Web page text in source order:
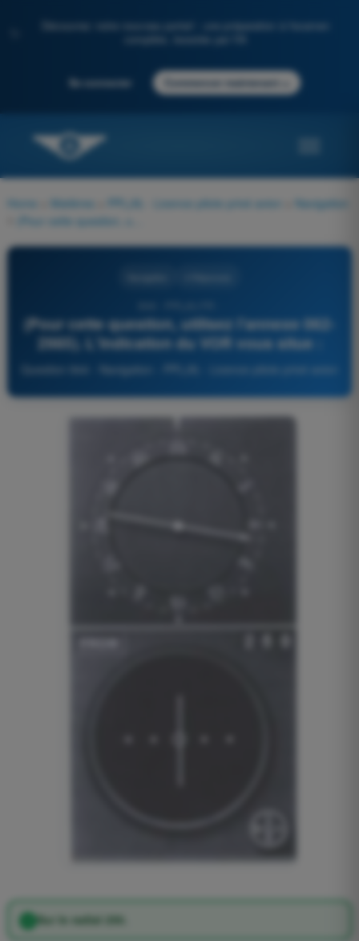
Découvrez notre nouveau portail : une préparation à l'examen
Se connecter Commencer maintenant
Home Matières PPL(A) - Licence pilote privé avion
Navigation
(Pour cette question, utilisez l'annexe 062-
2985). L'indication du VOR vous situe :
Sur le radial 250.